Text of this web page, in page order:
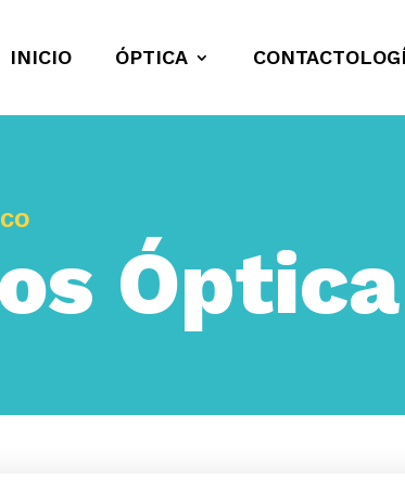
INICIO ÓPTICA
Óptica